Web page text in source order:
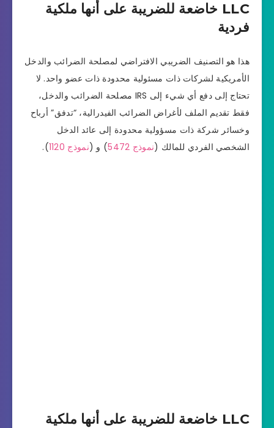
LLC خاضعة للضريبة على أنها ملكية
فردية
هذا هو التصنيف الضريبي الافتراضي لمصلحة الضرائب والدخل
الأمريكية لشركات ذات مسئولية محدودة ذات عضو واحد. لا
تحتاج إلى دفع أي شيء إلى IRS مصلحة الضرائب والدخل،
فقط تقديم الملف لأغراض الضرائب الفيدرالية، “تدفق” أرباح
وخسائر شركة ذات مسؤولية محدودة إلى عائد الدخل
الشخصي الفردي للمالك (نموذج 5472 ) و (نموذج 1120 ).
LLC خاضعة للضريبة على أنها ملكية